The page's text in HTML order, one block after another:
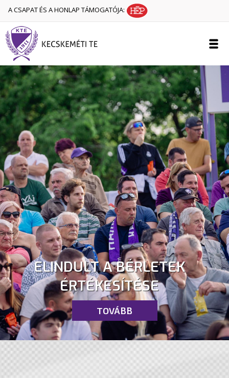
A CSAPAT ÉS A HONLAP TÁMOGATÓJA:
ELINDULT A BÉRLETEK
ÉRTÉKESÍTÉSE
TOVÁBB